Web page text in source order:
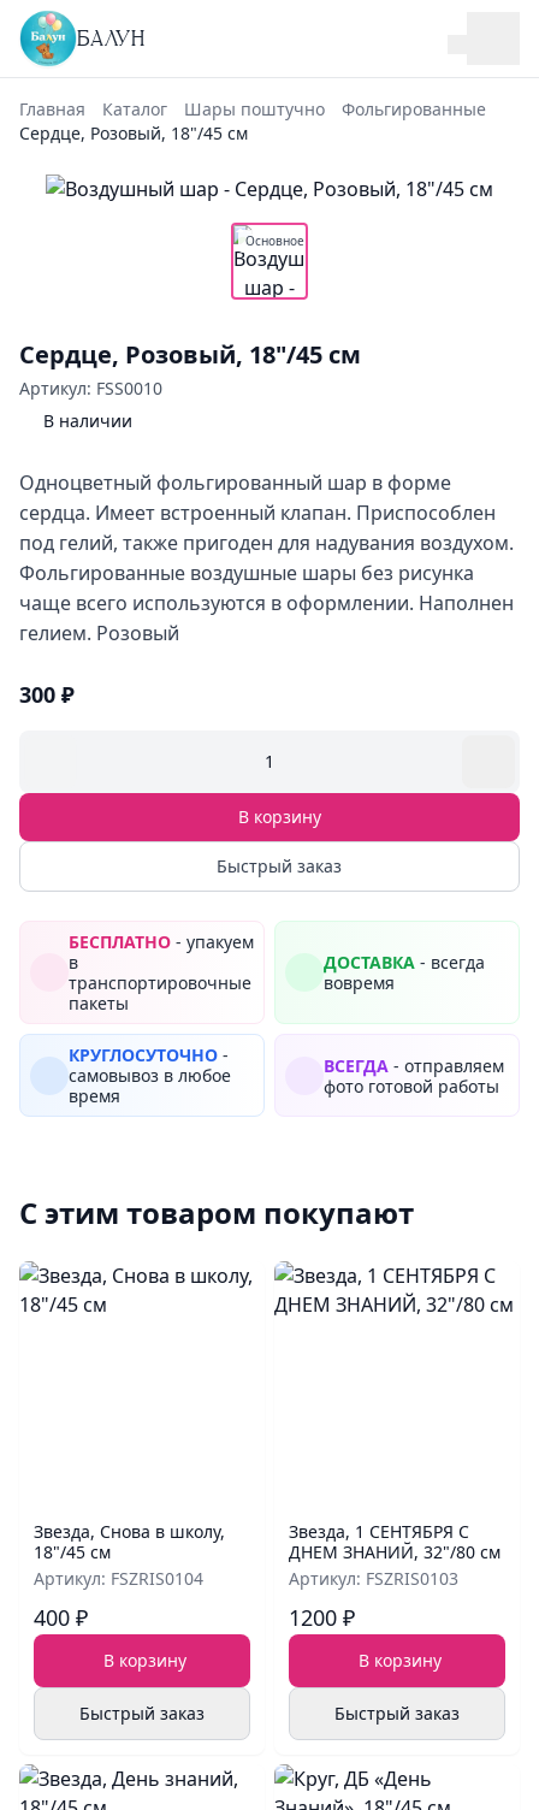
БАЛУН
Главная Каталог Шары поштучно
Фольгированные
Сердце, Розовый, 18"/45 см
Основное
Сердце, Розовый, 18"/45 см
Артикул: FSS0010
В наличии
Одноцветный фольгированный шар в форме
сердца. Имеет встроенный клапан. Приспособлен
под гелий, также пригоден для надувания воздухом.
Фольгированные воздушные шары без рисунка
чаще всего используются в оформлении. Наполнен
гелием. Розовый
300 ₽
1
В корзину
Быстрый заказ
БЕСПЛАТНО - упакуем
в
транспортировочные
пакеты
ДОСТАВКА - всегда
вовремя
КРУГЛОСУТОЧНО -
самовывоз в любое
время
ВСЕГДА - отправляем
фото готовой работы
С этим товаром покупают
Звезда, Снова в школу,
18"/45 см
Артикул: FSZRIS0104
400 ₽
В корзину
Быстрый заказ
Звезда, 1 СЕНТЯБРЯ С
ДНЕМ ЗНАНИЙ, 32"/80 см
Артикул: FSZRIS0103
1200 ₽
В корзину
Быстрый заказ